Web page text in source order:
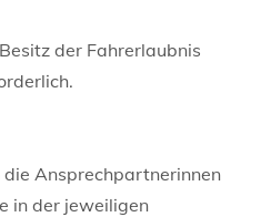
der Fahrerlaubnis
Ansprechpartnerinnen
in der jeweiligen